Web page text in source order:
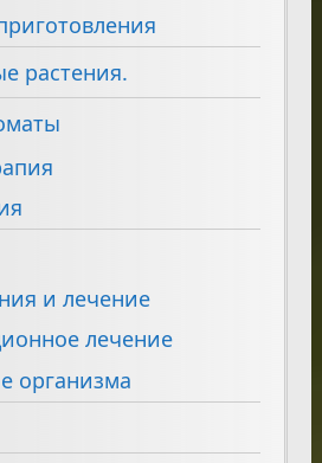
растения.
и лечение
лечение
организма